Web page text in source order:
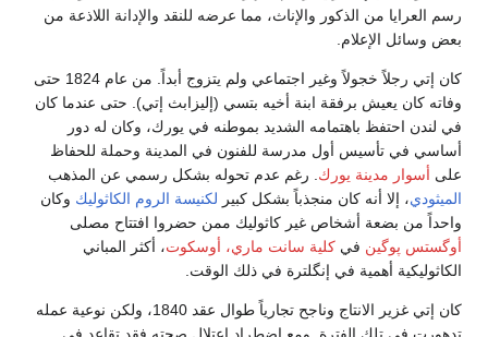
رسم العرايا من الذكور والإناث، مما عرضه للنقد والإدانة اللاذعة من
بعض وسائل الإعلام.
كان إتي رجلاً خجولاً وغير اجتماعي ولم يتزوج أبداً. من عام 1824 حتى
وفاته كان يعيش برفقة ابنة أخيه بتسي (إليزابث إتي). حتى عندما كان
في لندن احتفظ باهتمامه الشديد بموطنه في يورك، وكان له دور
أساسي في تأسيس أول مدرسة للفنون في المدينة وحملة للحفاظ
على أسوار مدينة يورك . رغم عدم تحوله بشكل رسمي عن المذهب
الميثودي، إلا أنه كان منجذباً بشكل كبير لكنيسة الروم الكاثوليك وكان
واحداً من بضعة أشخاص غير كاثوليك ممن حضروا افتتاح مصلى
أوگستس پوگين في كلية سانت ماري، أوسكوت، أكثر المباني
الكاثوليكية أهمية في إنگلترة في ذلك الوقت.
كان إتي غزير الانتاج وناجح تجارياً طوال عقد 1840، ولكن نوعية عمله